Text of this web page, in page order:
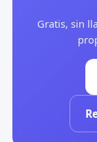
Gratis, sin